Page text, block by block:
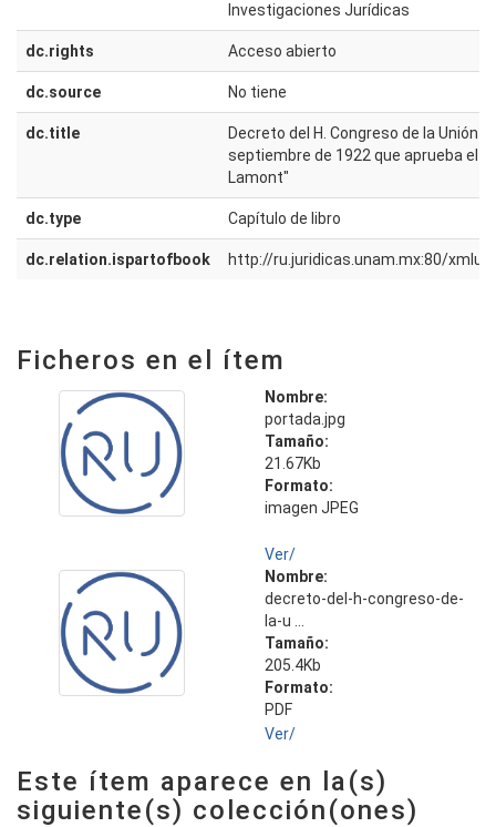
Investigaciones Jurídicas
dc.rights Acceso abierto
dc.source No tiene
dc.title
Decreto del H. Congreso de la Unión
septiembre de 1922 que aprueba el
Lamont"
dc.type Capítulo de libro
dc.relation.ispartofbook http://ru.juridicas.unam.mx:80/
Ficheros en el ítem
Nombre:
portada.jpg
Tamaño:
21.67Kb
Formato:
imagen JPEG
Ver/
Nombre:
decreto-del-h-congreso-de-
la-u ...
Tamaño:
205.4Kb
Formato:
PDF
Ver/
Este ítem aparece en la(s)
siguiente(s) colección(ones)